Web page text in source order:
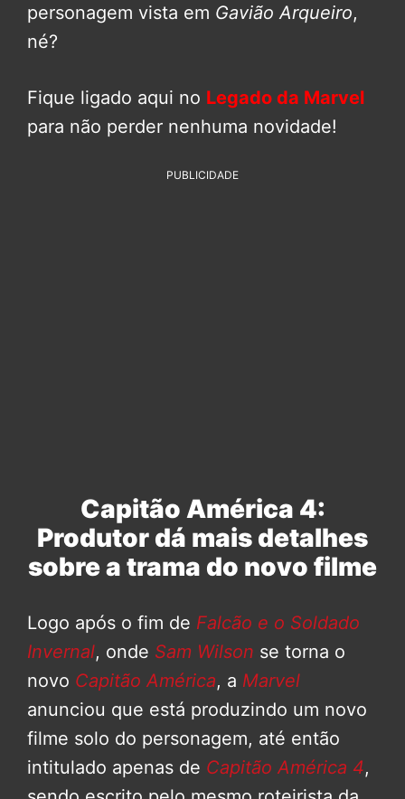
personagem vista em Gavião Arqueiro,
né?
Fique ligado aqui no Legado da Marvel
para não perder nenhuma novidade!
PUBLICIDADE
Capitão América 4:
Produtor dá mais detalhes
sobre a trama do novo filme
Logo após o fim de Falcão e o Soldado
Invernal, onde Sam Wilson se torna o
novo Capitão América, a Marvel
anunciou que está produzindo um novo
filme solo do personagem, até então
intitulado apenas de Capitão América 4,